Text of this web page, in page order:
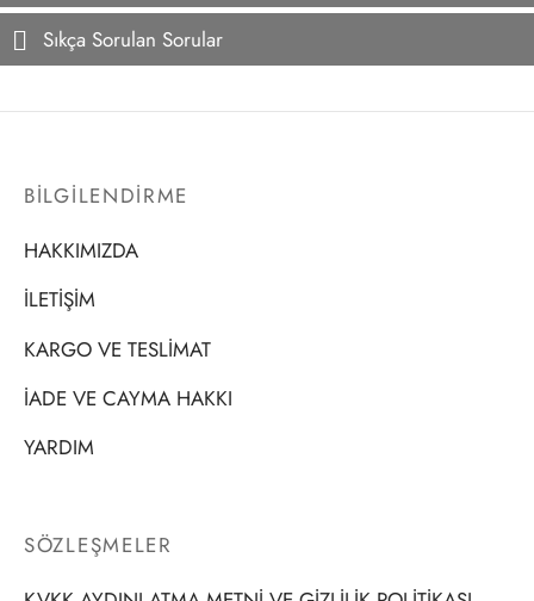
Sıkça Sorulan Sorular
BİLGİLENDİRME
HAKKIMIZDA
İLETİŞİM
KARGO VE TESLİMAT
İADE VE CAYMA HAKKI
YARDIM
SÖZLEŞMELER